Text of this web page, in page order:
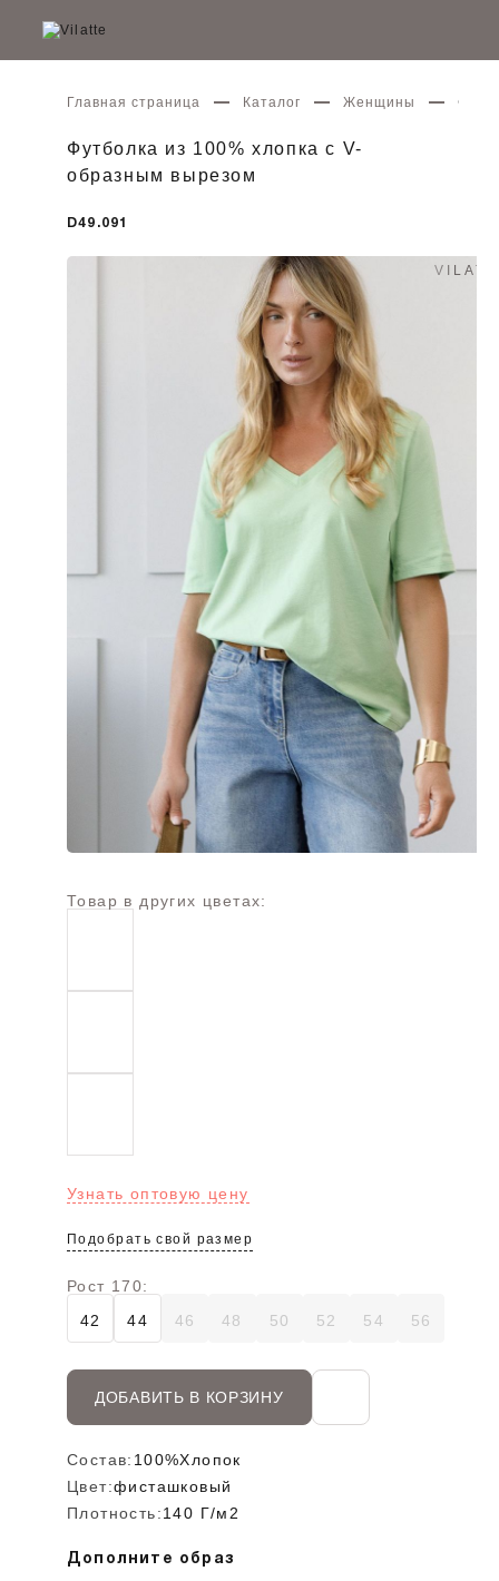
Главная страница Каталог Женщины
Футболка из 100% хлопка с V-
образным вырезом
D49.091
Товар в других цветах:
Узнать оптовую цену
Подобрать свой размер
Рост 170:
42
44 46 48 50 52 54 56
ДОБАВИТЬ В КОРЗИНУ
Состав: 100%Хлопок
Цвет:фисташковый
Плотность:140 Г/м2
Дополните образ